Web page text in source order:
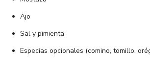
Ajo
Sal y pimienta
Especias opcionales (comino, tomillo,